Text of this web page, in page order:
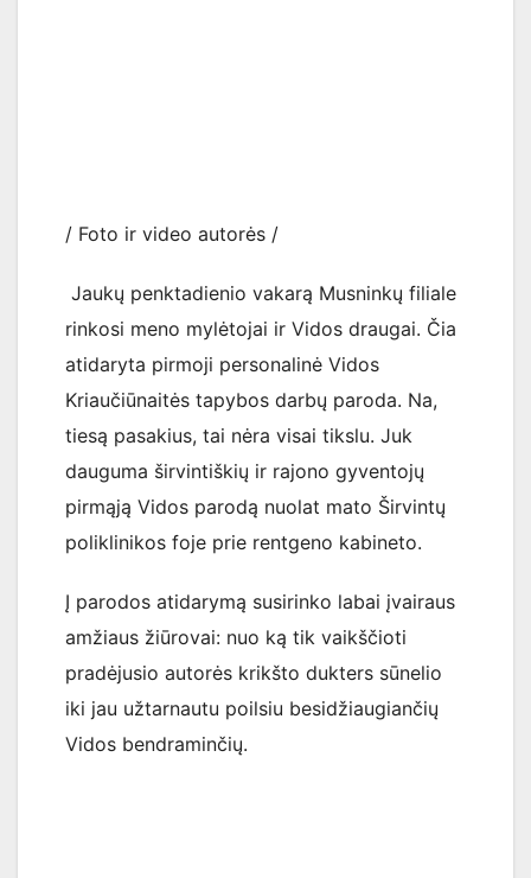
/ Foto ir video autorės /
Jaukų penktadienio vakarą Musninkų filiale
rinkosi meno mylėtojai ir Vidos draugai. Čia
atidaryta pirmoji personalinė Vidos
Kriaučiūnaitės tapybos darbų paroda. Na,
tiesą pasakius, tai nėra visai tikslu. Juk
dauguma širvintiškių ir rajono gyventojų
pirmąją Vidos parodą nuolat mato Širvintų
poliklinikos foje prie rentgeno kabineto.
Į parodos atidarymą susirinko labai įvairaus
amžiaus žiūrovai: nuo ką tik vaikščioti
pradėjusio autorės krikšto dukters sūnelio
iki jau užtarnautu poilsiu besidžiaugiančių
Vidos bendraminčių.